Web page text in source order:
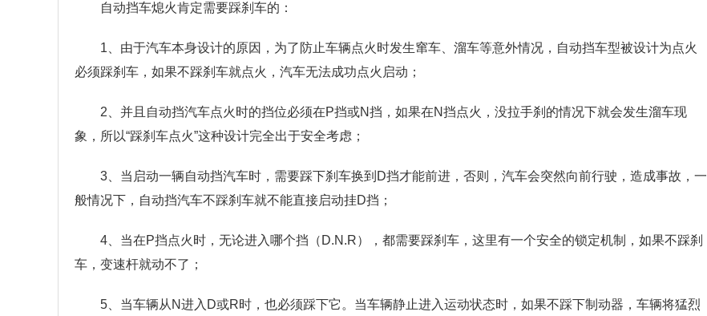
自动挡车熄火肯定需要踩刹车的：
1、由于汽车本身设计的原因，为了防止车辆点火时发生窜车、溜车等意外情况，自动挡车型被设计为点火
必须踩刹车，如果不踩刹车就点火，汽车无法成功点火启动；
2、并且自动挡汽车点火时的挡位必须在P挡或N挡，如果在N挡点火，没拉手刹的情况下就会发生溜车现
象，所以“踩刹车点火”这种设计完全出于安全考虑；
3、当启动一辆自动挡汽车时，需要踩下刹车换到D挡才能前进，否则，汽车会突然向前行驶，造成事故，一
般情况下，自动挡汽车不踩刹车就不能直接启动挂D挡；
4、当在P挡点火时，无论进入哪个挡（D.N.R），都需要踩刹车，这里有一个安全的锁定机制，如果不踩刹
车，变速杆就动不了；
5、当车辆从N进入D或R时，也必须踩下它。当车辆静止进入运动状态时，如果不踩下制动器，车辆将猛烈